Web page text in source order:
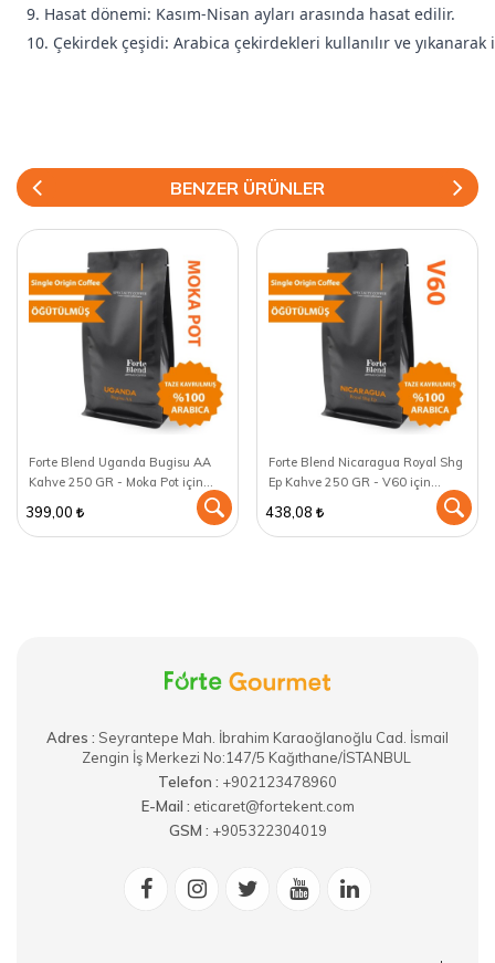
9. Hasat dönemi: Kasım-Nisan ayları arasında hasat edilir.
10. Çekirdek çeşidi: Arabica çekirdekleri kullanılır ve
BENZER ÜRÜNLER
Forte Blend Uganda Bugisu AA
Kahve 250 GR - Moka Pot için
399,00
Forte Blend Nicaragua Royal Shg
Ep Kahve 250 GR - V60 için
438,08
Adres : ​Seyrantepe Mah. İbrahim Karaoğlanoğlu Cad. İsmail
Zengin İş Merkezi No:147/5 Kağıthane/İSTANBUL
Telefon : +902123478960
E-Mail : eticaret@fortekent.com
GSM : +905322304019